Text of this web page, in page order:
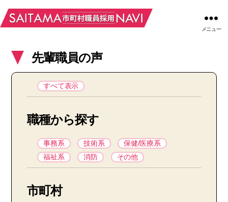
メニュー
先輩職員の声
すべて表示
職種から探す
事務系 技術系
保健/医療系
福祉系
消防 その他
市町村